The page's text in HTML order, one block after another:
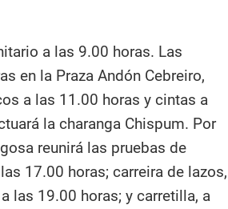
a las 9.00 horas. Las
en la Praza Andón Cebreiro,
a las 11.00 horas y cintas a
la charanga Chispum. Por
reunirá las pruebas de
17.00 horas; carreira de lazos,
las 19.00 horas; y carretilla, a